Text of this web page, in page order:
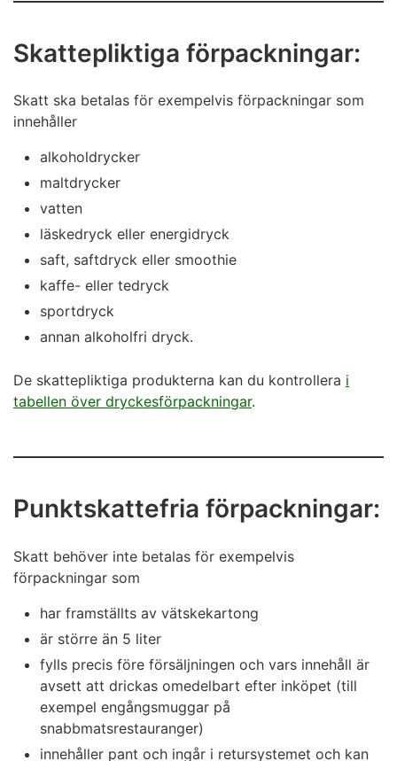
Skattepliktiga förpackningar:
Skatt ska betalas för exempelvis förpackningar som
innehåller
alkoholdrycker
maltdrycker
vatten
läskedryck eller energidryck
saft, saftdryck eller smoothie
kaffe- eller tedryck
sportdryck
annan alkoholfri dryck.
De skattepliktiga produkterna kan du kontrollera i
tabellen över dryckesförpackningar.
Punktskattefria förpackningar:
Skatt behöver inte betalas för exempelvis
förpackningar som
har framställts av vätskekartong
är större än 5 liter
fylls precis före försäljningen och vars innehåll är
avsett att drickas omedelbart efter inköpet (till
exempel engångsmuggar på
snabbmatsrestauranger)
innehåller pant och ingår i retursystemet och kan